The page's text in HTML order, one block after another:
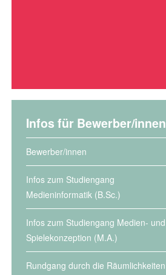
Infos für Bewerber/innen
Bewerber/innen
Infos zum Studiengang
Medieninformatik (B.Sc.)
Infos zum Studiengang Medien- und
Spielekonzeption (M.A.)
Rundgang durch die Räumlichkeiten